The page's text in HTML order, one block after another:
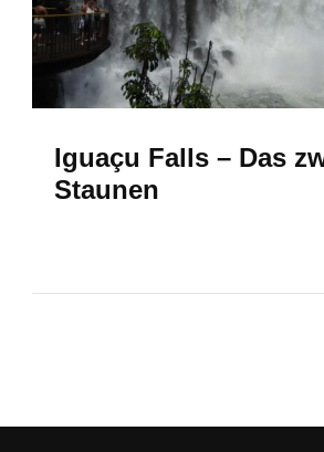
Iguaçu Falls – Das
Staunen